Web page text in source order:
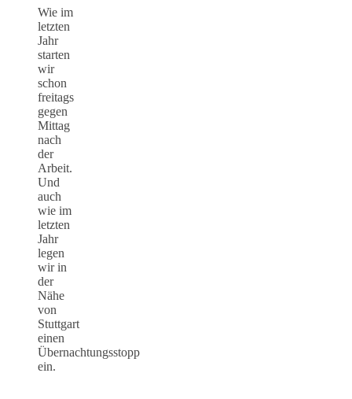
Wie im
letzten
Jahr
starten
wir
schon
freitags
gegen
Mittag
nach
der
Arbeit.
Und
auch
wie im
letzten
Jahr
legen
wir in
der
Nähe
von
Stuttgart
einen
Übernachtungsstopp
ein.